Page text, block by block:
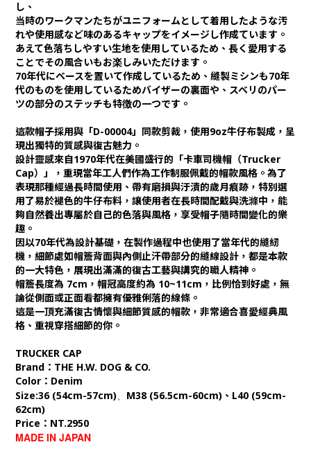
し、
当時のワークマンたちがユニフォームとして着用したような汚
れや使用感など味のあるキャップをイメージし作成ています。
あえて色落ちしやすい生地を使用しているため、長く愛用する
ことでその風合いもお楽しみいただけます。
70年代にベースを置いて作成しているため、縫製ミシンも70年
代のものを使用しているためバイザーの裏面や、スベリのパー
ツの部分のステッチも特徴の一つです。
這款帽子採用與「D-00004」同款剪裁，使用9oz牛仔布製成，呈
現出獨特的質感與復古魅力。
設計靈感來自1970年代在美國盛行的「卡車司機帽（Trucker
Cap）」，重現當年工人們作為工作制服佩戴的帽款風格。為了
表現那種經過長時間使用、帶有磨損與汙漬的歲月痕跡，特別選
用了易於褪色的牛仔布料，讓使用者在長時間配戴與洗滌中，能
夠自然養出專屬於自己的色落與風格，享受帽子隨時間變化的樂
趣。
因以70年代為設計基礎，在製作過程中也使用了當年代的縫紉
機，細節處如帽簷背面與內側止汗帶部分的縫線設計，都是本款
的一大特色，展現出滿滿的復古工藝與講究的職人精神。
帽簷長度為 7cm，帽冠高度約為 10~11cm，比例恰到好處，無
論從側面或正面看都擁有優雅俐落的線條。
這是一頂充滿復古情懷與細節質感的帽款，非常適合喜愛經典風
格、重視穿搭細節的你。
TRUCKER CAP
Brand：THE H.W. DOG & CO.
Color：Denim
Size:36 (54cm-57cm)、 M38 (56.5cm-60cm)、L40 (59cm-
62cm)
Price：NT.2950
MADE IN JAPAN